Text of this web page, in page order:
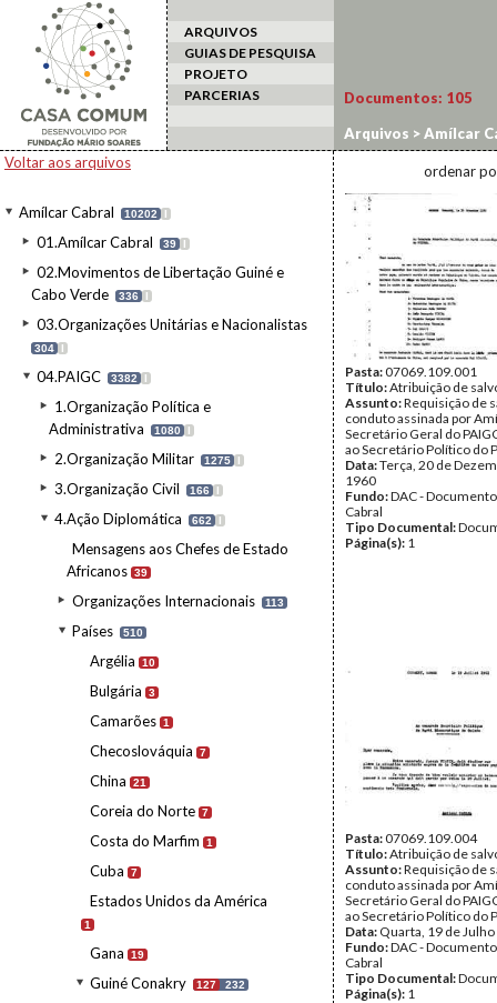
ARQUIVOS
GUIAS DE PESQUISA
PROJETO
PARCERIAS
Voltar aos arquivos
Amílcar Cabral 10202 I
01.Amílcar Cabral 39 I
02.Movimentos de Libertação Guiné e
Cabo Verde
336 I
03.Organizações Unitárias e Nacionalistas
304 I
04.PAIGC 3382 I
1.Organização Política e
Administrativa
1080 I
2.Organização Militar 1275 I
3.Organização Civil 166 I
4.Ação Diplomática 662 I
Mensagens aos Chefes de Estado
Africanos 39
Organizações Internacionais 113
Países 510
Argélia 10
Bulgária 3
Camarões 1
Checoslováquia 7
China 21
Coreia do Norte 7
Costa do Marfim 1
Cuba 7
Estados Unidos da América
1
Gana 19
Guiné Conakry 127 232
Documentos: 105
Arquivos >Amílcar
Condutos/Títulos
ordenar
Pasta:07069.109.001
Título:Atribuição de
Assunto:Requisição de
conduto assinada por
Secretário Geral do
ao Secretário Político do
Data:Terça, 20 de
1960
Fundo:DAC -
Cabral
Tipo Documental:
Página(s): 1
Pasta:07069.109.004
Título:Atribuição de
Assunto:Requisição de
conduto assinada por
Secretário Geral do
ao Secretário Político do
Data: Quarta, 19 de
Fundo:DAC -
Cabral
Tipo Documental:
Página(s): 1